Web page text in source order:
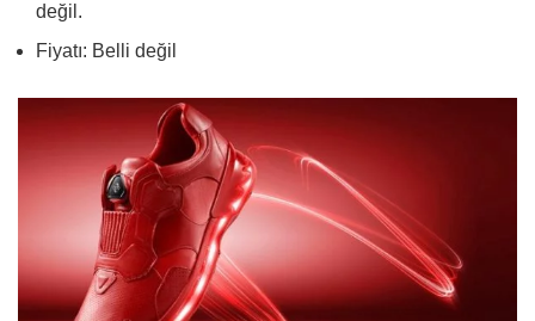
değil.
Fiyatı: Belli değil